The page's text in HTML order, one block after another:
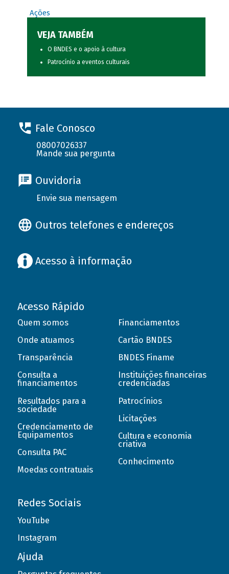
Ações
VEJA TAMBÉM
O BNDES e o apoio à cultura
Patrocínio a eventos culturais
Fale Conosco
08007026337
Mande sua pergunta
Ouvidoria
Envie sua mensagem
Outros telefones e endereços
Acesso à informação
Acesso Rápido
Quem somos
Onde atuamos
Transparência
Consulta a
financiamentos
Resultados para a
sociedade
Credenciamento de
Equipamentos
Consulta PAC
Moedas contratuais
Financiamentos
Cartão BNDES
BNDES Finame
Instituições financeiras
credenciadas
Patrocínios
Licitações
Cultura e economia
criativa
Conhecimento
Redes Sociais
YouTube
Instagram
Ajuda